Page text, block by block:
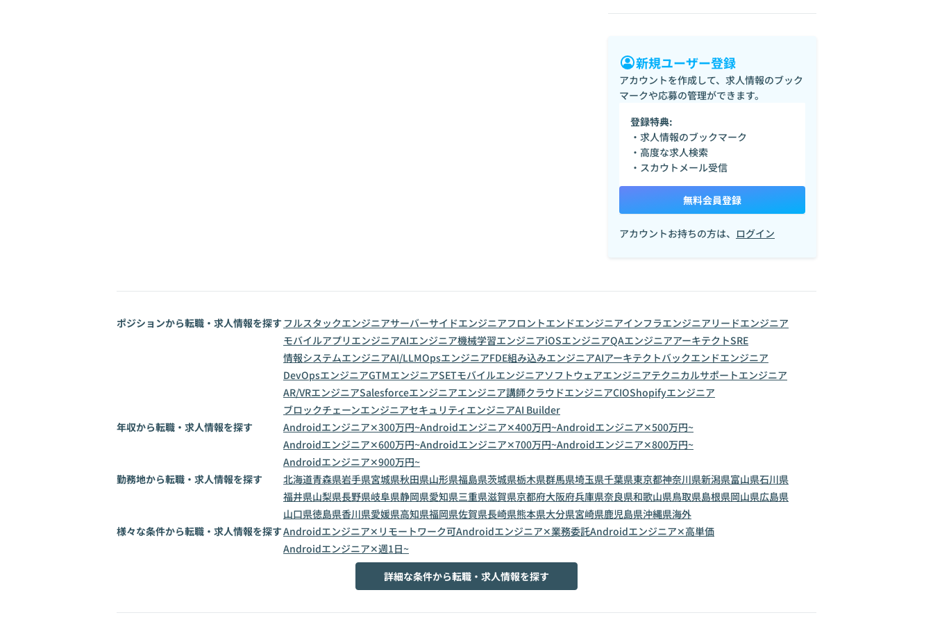
新規ユーザー登録
アカウントを作成して、求人情報のブック
マークや応募の管理ができます。
登録特典:
・求人情報のブックマーク
・高度な求人検索
・スカウトメール受信
無料会員登録
アカウントお持ちの方は、 ログイン
ポジションから転職・求人情報を探す フルスタックエンジニアサーバーサイドエンジニアフロントエンドエンジニアインフラエンジニア リードエンジニア
モバイルアプリエンジニアAIエンジニア機械学習エンジニアiOSエンジニアQAエンジニアアーキテクトSRE
情報システムエンジニアAI/LLMOpsエンジニアFDE組み込みエンジニアAIアーキテクトバックエンドエンジニア
DevOpsエンジニアGTMエンジニアSETモバイルエンジニアソフトウェアエンジニアテクニカルサポートエンジニア
AR/VRエンジニアSalesforceエンジニアエンジニア講師クラウドエンジニアCIOShopifyエンジニア
ブロックチェーンエンジニアセキュリティエンジニアAI Builder
年収から転職・求人情報を探す
Androidエンジニア✕300万円~Androidエンジニア✕400万円~Androidエンジニア✕500万円~
Androidエンジニア✕600万円~Androidエンジニア✕700万円~Androidエンジニア✕800万円~
Androidエンジニア✕900万円~
勤務地から転職・求人情報を探す
北海道青森県岩手県宮城県秋田県山形県福島県茨城県栃木県群馬県埼玉県千葉県東京都神奈川県新潟県富山県石川県
福井県山梨県長野県岐阜県静岡県愛知県三重県滋賀県京都府大阪府兵庫県奈良県和歌山県鳥取県島根県岡山県広島県
山口県徳島県香川県愛媛県高知県福岡県佐賀県長崎県熊本県大分県宮崎県鹿児島県沖縄県海外
様々な条件から転職・求人情報を探すAndroidエンジニア✕リモートワーク可Androidエンジニア✕業務委託Androidエンジニア✕高単価
Androidエンジニア✕週1日~
詳細な条件から転職・求人情報を探す